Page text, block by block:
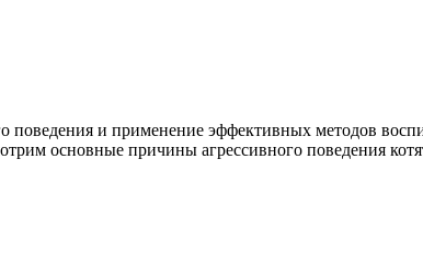
и применение эффективных методов
основные причины агрессивного поведения